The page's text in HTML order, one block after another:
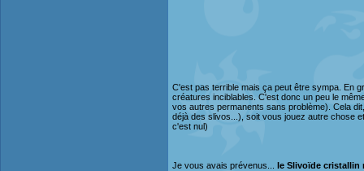
C'est pas terrible mais ça peut être sympa. En
créatures inciblables. C'est donc un peu le
vos autres permanents sans problème). Cela
déjà des slivos...), soit vous jouez autre chose
c'est nul)
Je vous avais prévenus... le Slivoïde cristallin